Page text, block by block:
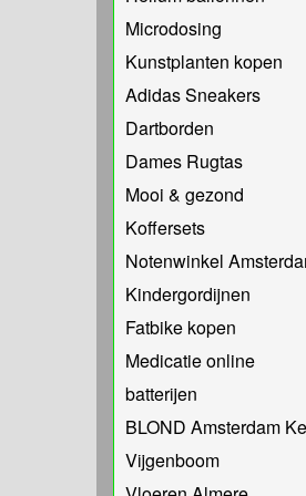
Microdosing
Kunstplanten kopen
Adidas Sneakers
Dartborden
Dames Rugtas
Mooi & gezond
Koffersets
Notenwinkel
Kindergordijnen
Fatbike kopen
Medicatie online
batterijen
BLOND Amsterdam
Vijgenboom